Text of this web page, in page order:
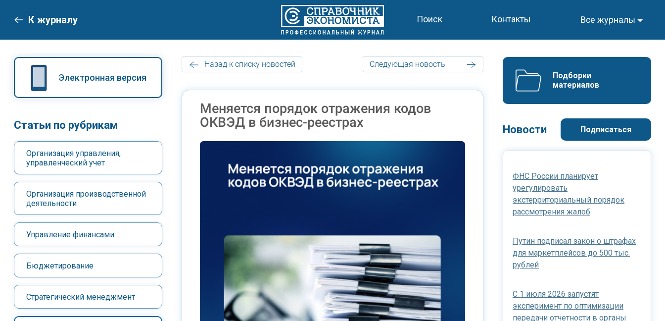
К журналу Поиск Контакты Все журналы
Электронная версия
Статьи по рубрикам
Организация управления,
управленческий учет
Организация производственной
деятельности
Управление финансами
Бюджетирование
Стратегический менеджмент
Назад к списку новостей Следующая новость
Меняется порядок отражения кодов
ОКВЭД в бизнес-реестрах
Подборки
материалов
Новости Подписаться
ФНС России планирует
урегулировать
экстерриториальный порядок
рассмотрения жалоб
Путин подписал закон о штрафах
для маркетплейсов до 500 тыс.
рублей
С 1 июля 2026 запустят
эксперимент по оптимизации
передачи отчетности в органы